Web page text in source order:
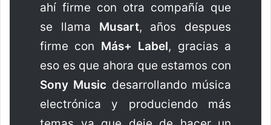
ahí firme con otra compañía que
se llama Musart, años despues
firme con Más+ Label, gracias a
eso es que ahora que estamos con
Sony Music desarrollando música
electrónica y produciendo más